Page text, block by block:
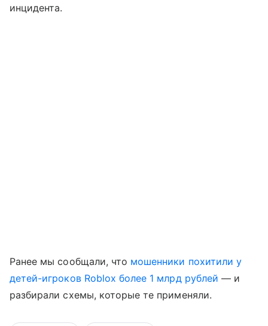
инцидента.
Ранее мы сообщали, что мошенники похитили у
детей-игроков Roblox более 1 млрд рублей — и
разбирали схемы, которые те применяли.